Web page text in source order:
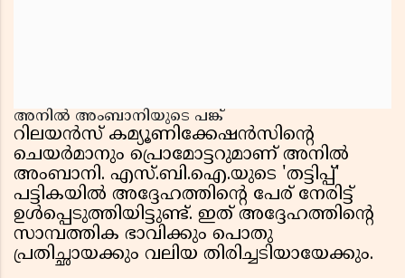
അനിൽ അംബാനിയുടെ പങ്ക്
റിലയൻസ് കമ്യൂണിക്കേഷൻസിന്റെ
ചെയർമാനും പ്രൊമോട്ടറുമാണ് അനിൽ
അംബാനി. എസ്.ബി.ഐ.യുടെ 'തട്ടിപ്പ്'
പട്ടികയിൽ അദ്ദേഹത്തിന്റെ പേര് നേരിട്ട്
ഉൾപ്പെടുത്തിയിട്ടുണ്ട്. ഇത് അദ്ദേഹത്തിന്റെ
സാമ്പത്തിക ഭാവിക്കും പൊതു
പ്രതിച്ഛായക്കും വലിയ തിരിച്ചടിയായേക്കും.